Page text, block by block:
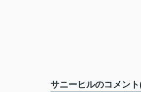
サニーヒルのコメン